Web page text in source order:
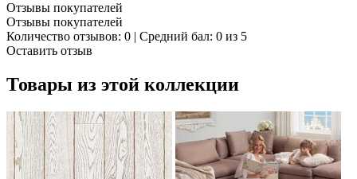
Отзывы покупателей
Отзывы покупателей
Количество отзывов: 0 | Средний бал: 0 из 5
Оставить отзыв
Товары из этой коллекции